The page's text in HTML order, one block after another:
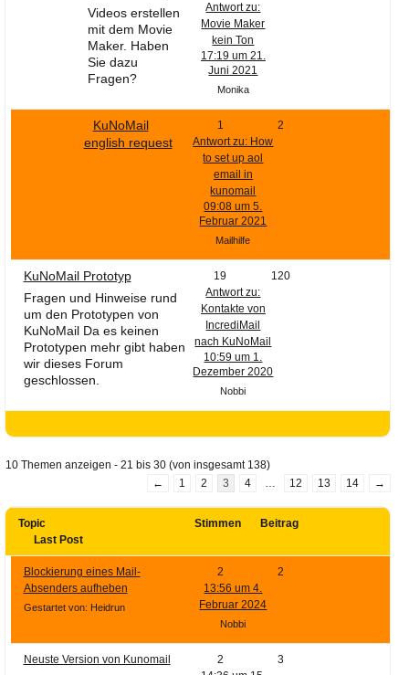
Videos erstellen
mit dem Movie
Maker. Haben
Sie dazu
Fragen?
Antwort zu:
Movie Maker
kein Ton
17:19 um 21.
Juni 2021
Monika
KuNoMail
english request
1
2
Antwort zu: How
to set up aol
email in
kunomail
09:08 um 5.
Februar 2021
Mailhilfe
KuNoMail Prototyp
Fragen und Hinweise rund
um den Prototypen von
KuNoMail Da es keinen
Prototypen mehr gibt haben
wir dieses Forum
geschlossen.
19
120
Antwort zu:
Kontakte von
IncrediMail
nach KuNoMail
10:59 um 1.
Dezember 2020
Nobbi
10 Themen anzeigen - 21 bis 30 (von insgesamt 138)
←
1 2 3 4 … 12 13 14 →
Topic Stimmen
Beitrag
Last Post
Blockierung eines Mail-
Absenders aufheben
Gestartet von: Heidrun
2
2
13:56 um 4.
Februar 2024
Nobbi
Neuste Version von Kunomail 2
3